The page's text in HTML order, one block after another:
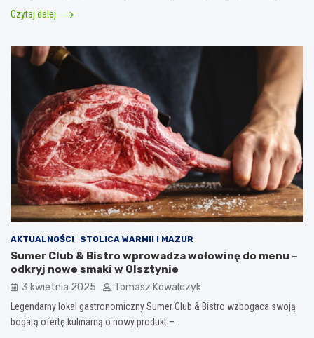
Czytaj dalej
AKTUALNOŚCI STOLICA WARMII I MAZUR
Sumer Club & Bistro wprowadza wołowinę do menu –
odkryj nowe smaki w Olsztynie
3 kwietnia 2025 Tomasz Kowalczyk
Legendarny lokal gastronomiczny Sumer Club & Bistro wzbogaca swoją
bogatą ofertę kulinarną o nowy produkt –…